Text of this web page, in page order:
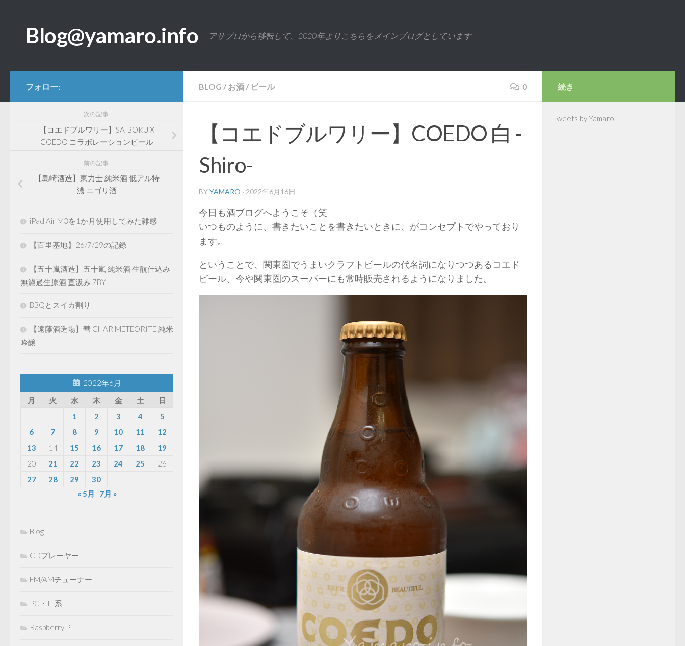
Blog@yamaro.info アサブロから移転して、2020年よりこちらをメインブログとしています
BLOG / お酒 / ビール 0
【コエドブルワリー】COEDO 白 -
Shiro-
BYYAMARO · 2022年6月16日
今日も酒ブログへようこそ（笑
いつものように、書きたいことを書きたいときに、がコンセプトでやっており
ます。
ということで、関東圏でうまいクラフトビールの代名詞になりつつあるコエド
ビール、今や関東圏のスーパーにも常時販売されるようになりました。
フォロー:
次の記事
【コエドブルワリー】SAIBOKU X
COEDO コラボレーションビール
前の記事
【島崎酒造】東力士 純米酒 低アル特
濃 ニゴリ酒
iPad Air M3を1か月使用してみた雑感
【百里基地】26/7/29の記録
【五十嵐酒造】五十嵐 純米酒 生酛仕込み
無濾過生原酒 直汲み 7BY
BBQとスイカ割り
【遠藤酒造場】彗 CHAR METEORITE 純米
吟醸
2022年6月
月
火 水 木 金 土
日
1
2 3 4
5
6
7 8 9 10 11
12
13
14 15 16 17 18
19
20
21 22 23 24 25
26
27
28 29
30
« 5月
7月 »
Blog
CDプレーヤー
FM/AMチューナー
PC・IT系
Raspberry Pi
続き
Tweets by Yamaro